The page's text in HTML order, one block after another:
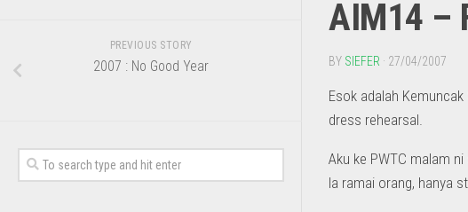
AIM14 –
BY SIEFER · 27/04/2007
Esok adalah
dress rehearsal.
Aku ke PWTC malam
la ramai orang, hanya
PREVIOUS STORY
2007 : No Good Year